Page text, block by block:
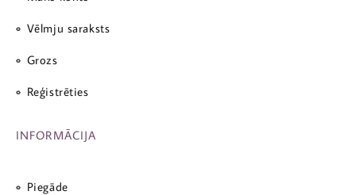
Vēlmju saraksts
Grozs
Reģistrēties
INFORMĀCIJA
Piegāde